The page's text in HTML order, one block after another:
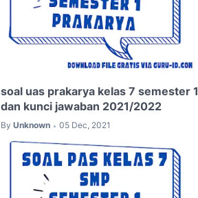
soal uas prakarya kelas 7 semester 1
dan kunci jawaban 2021/2022
By Unknown • 05 Dec, 2021